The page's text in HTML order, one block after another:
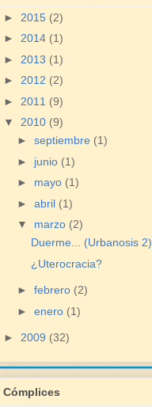
► 2015 (2)
► 2014 (1)
► 2013 (1)
► 2012 (2)
► 2011 (9)
▼ 2010 (9)
► septiembre (1)
► junio (1)
► mayo (1)
► abril (1)
▼ marzo (2)
Duerme... (Urbanosis 2)
¿Uterocracia?
► febrero (2)
► enero (1)
► 2009 (32)
Cómplices